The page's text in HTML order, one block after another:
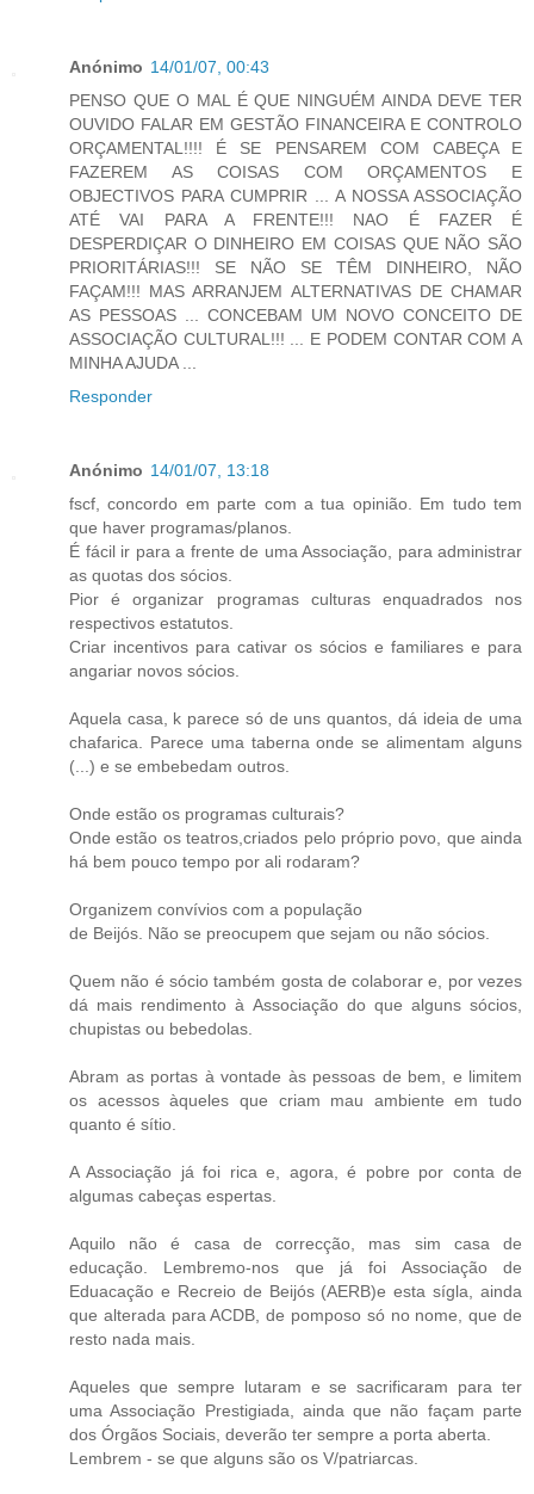
Anónimo 14/01/07, 00:43
PENSO QUE O MAL É QUE NINGUÉM AINDA DEVE TER
OUVIDO FALAR EM GESTÃO FINANCEIRA E CONTROLO
ORÇAMENTAL!!!! É SE PENSAREM COM CABEÇA E
FAZEREM AS COISAS COM ORÇAMENTOS E
OBJECTIVOS PARA CUMPRIR ... A NOSSA ASSOCIAÇÃO
ATÉ VAI PARA A FRENTE!!! NAO É FAZER É
DESPERDIÇAR O DINHEIRO EM COISAS QUE NÃO SÃO
PRIORITÁRIAS!!! SE NÃO SE TÊM DINHEIRO, NÃO
FAÇAM!!! MAS ARRANJEM ALTERNATIVAS DE CHAMAR
AS PESSOAS ... CONCEBAM UM NOVO CONCEITO DE
ASSOCIAÇÃO CULTURAL!!! ... E PODEM CONTAR COM A
MINHA AJUDA ...
Responder
Anónimo 14/01/07, 13:18
fscf, concordo em parte com a tua opinião. Em tudo tem
que haver programas/planos.
É fácil ir para a frente de uma Associação, para administrar
as quotas dos sócios.
Pior é organizar programas culturas enquadrados nos
respectivos estatutos.
Criar incentivos para cativar os sócios e familiares e para
angariar novos sócios.
Aquela casa, k parece só de uns quantos, dá ideia de uma
chafarica. Parece uma taberna onde se alimentam alguns
(...) e se embebedam outros.
Onde estão os programas culturais?
Onde estão os teatros,criados pelo próprio povo, que ainda
há bem pouco tempo por ali rodaram?
Organizem convívios com a população
de Beijós. Não se preocupem que sejam ou não sócios.
Quem não é sócio também gosta de colaborar e, por vezes
dá mais rendimento à Associação do que alguns sócios,
chupistas ou bebedolas.
Abram as portas à vontade às pessoas de bem, e limitem
os acessos àqueles que criam mau ambiente em tudo
quanto é sítio.
A Associação já foi rica e, agora, é pobre por conta de
algumas cabeças espertas.
Aquilo não é casa de correcção, mas sim casa de
educação. Lembremo-nos que já foi Associação de
Eduacação e Recreio de Beijós (AERB)e esta sígla, ainda
que alterada para ACDB, de pomposo só no nome, que de
resto nada mais.
Aqueles que sempre lutaram e se sacrificaram para ter
uma Associação Prestigiada, ainda que não façam parte
dos Órgãos Sociais, deverão ter sempre a porta aberta.
Lembrem - se que alguns são os V/patriarcas.